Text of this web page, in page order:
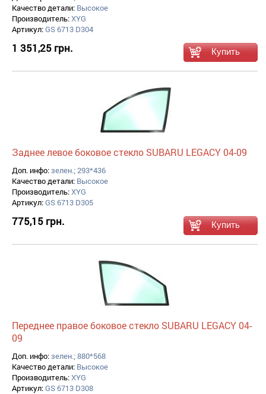
Качество детали: Высокое
Производитель:XYG
Артикул:GS 6713 D304
1 351,25 грн.
Заднее левое боковое стекло SUBARU LEGACY 04-09
Доп. инфо:зелен.; 293*436
Качество детали: Высокое
Производитель:XYG
Артикул:GS 6713 D305
775,15 грн.
Переднее правое боковое стекло SUBARU LEGACY 04-
09
Доп. инфо:зелен.; 880*568
Качество детали: Высокое
Производитель:XYG
Артикул:GS 6713 D308